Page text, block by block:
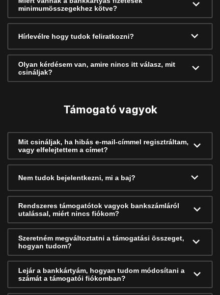
minimumösszegekhez kötve?
Hírlevélre hogy tudok feliratkozni?
Olyan kérdésem van, amire nincs itt válasz, mit
csináljak?
Támogató vagyok
Mit csináljak, ha hibás e-mail-címmel regisztráltam,
vagy elfelejtettem a címet?
Nem tudok bejelentkezni, mi a baj?
Rendszeres támogatótok vagyok bankszámláról
utalással, miért nincs fiókom?
Szeretném megváltoztatni a támogatási összeget,
hogyan tudom?
Lejár a bankkártyám, hogyan tudom módosítani a
számát a támogatói fiókomban?